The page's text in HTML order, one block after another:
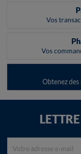
Vos
Vos
Obtenez